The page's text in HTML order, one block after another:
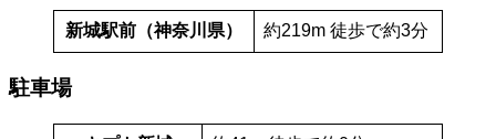
新城駅前（神奈川県） 約219m 徒歩で約3分
駐車場